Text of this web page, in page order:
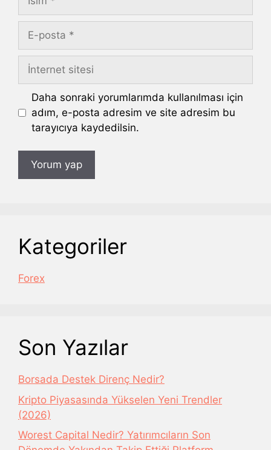
posta
İnternet
sitesi
Daha sonraki yorumlarımda kullanılması için
adım, e-posta adresim ve site adresim bu
tarayıcıya kaydedilsin.
Kategoriler
Forex
Son Yazılar
Borsada Destek Direnç Nedir?
Kripto Piyasasında Yükselen Yeni Trendler
(2026)
Worest Capital Nedir? Yatırımcıların Son